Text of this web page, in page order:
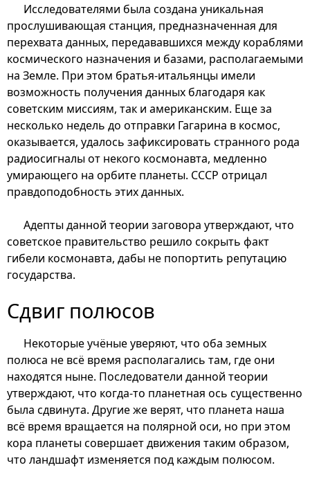
Исследователями была создана уникальная
прослушивающая станция, предназначенная для
перехвата данных, передававшихся между кораблями
космического назначения и базами, располагаемыми
на Земле. При этом братья-итальянцы имели
возможность получения данных благодаря как
советским миссиям, так и американским. Еще за
несколько недель до отправки Гагарина в космос,
оказывается, удалось зафиксировать странного рода
радиосигналы от некого космонавта, медленно
умирающего на орбите планеты. СССР отрицал
правдоподобность этих данных.
Адепты данной теории заговора утверждают, что
советское правительство решило сокрыть факт
гибели космонавта, дабы не попортить репутацию
государства.
Сдвиг полюсов
Некоторые учёные уверяют, что оба земных
полюса не всё время располагались там, где они
находятся ныне. Последователи данной теории
утверждают, что когда-то планетная ось существенно
была сдвинута. Другие же верят, что планета наша
всё время вращается на полярной оси, но при этом
кора планеты совершает движения таким образом,
что ландшафт изменяется под каждым полюсом.